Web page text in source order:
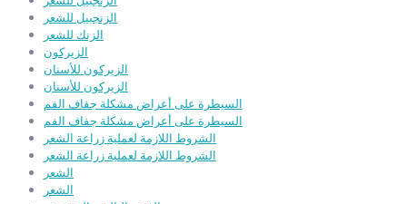
الزنجبيل للشعر
الزنك للشعر
الزيركون
الزيركون للأسنان
الزيركون للأسنان
السيطرة على أعراض مشكلة جفاف الفم
السيطرة على أعراض مشكلة جفاف الفم
الشروط اللازمة لعملية زراعة الشعر
الشروط اللازمة لعملية زراعة الشعر
الشعر
الشعر